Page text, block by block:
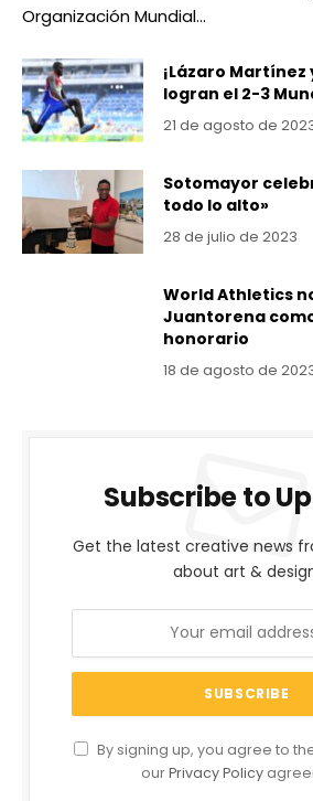
Organización Mundial…
¡Lázaro
logran el 2-3
21 de agosto de
Sotomayor
todo lo alto»
28 de julio de 2023
World Athletics
Juantorena
honorario
18 de agosto de
Subscribe to
Get the latest creative news
about art &
By signing up, you agree to
ourPrivacy Policy